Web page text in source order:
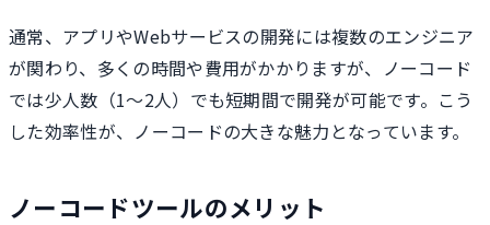
通常、アプリやWebサービスの開発には複数のエンジニア
が関わり、多くの時間や費用がかかりますが、ノーコード
では少人数（1～2人）でも短期間で開発が可能です。こう
した効率性が、ノーコードの大きな魅力となっています。
ノーコードツールのメリット